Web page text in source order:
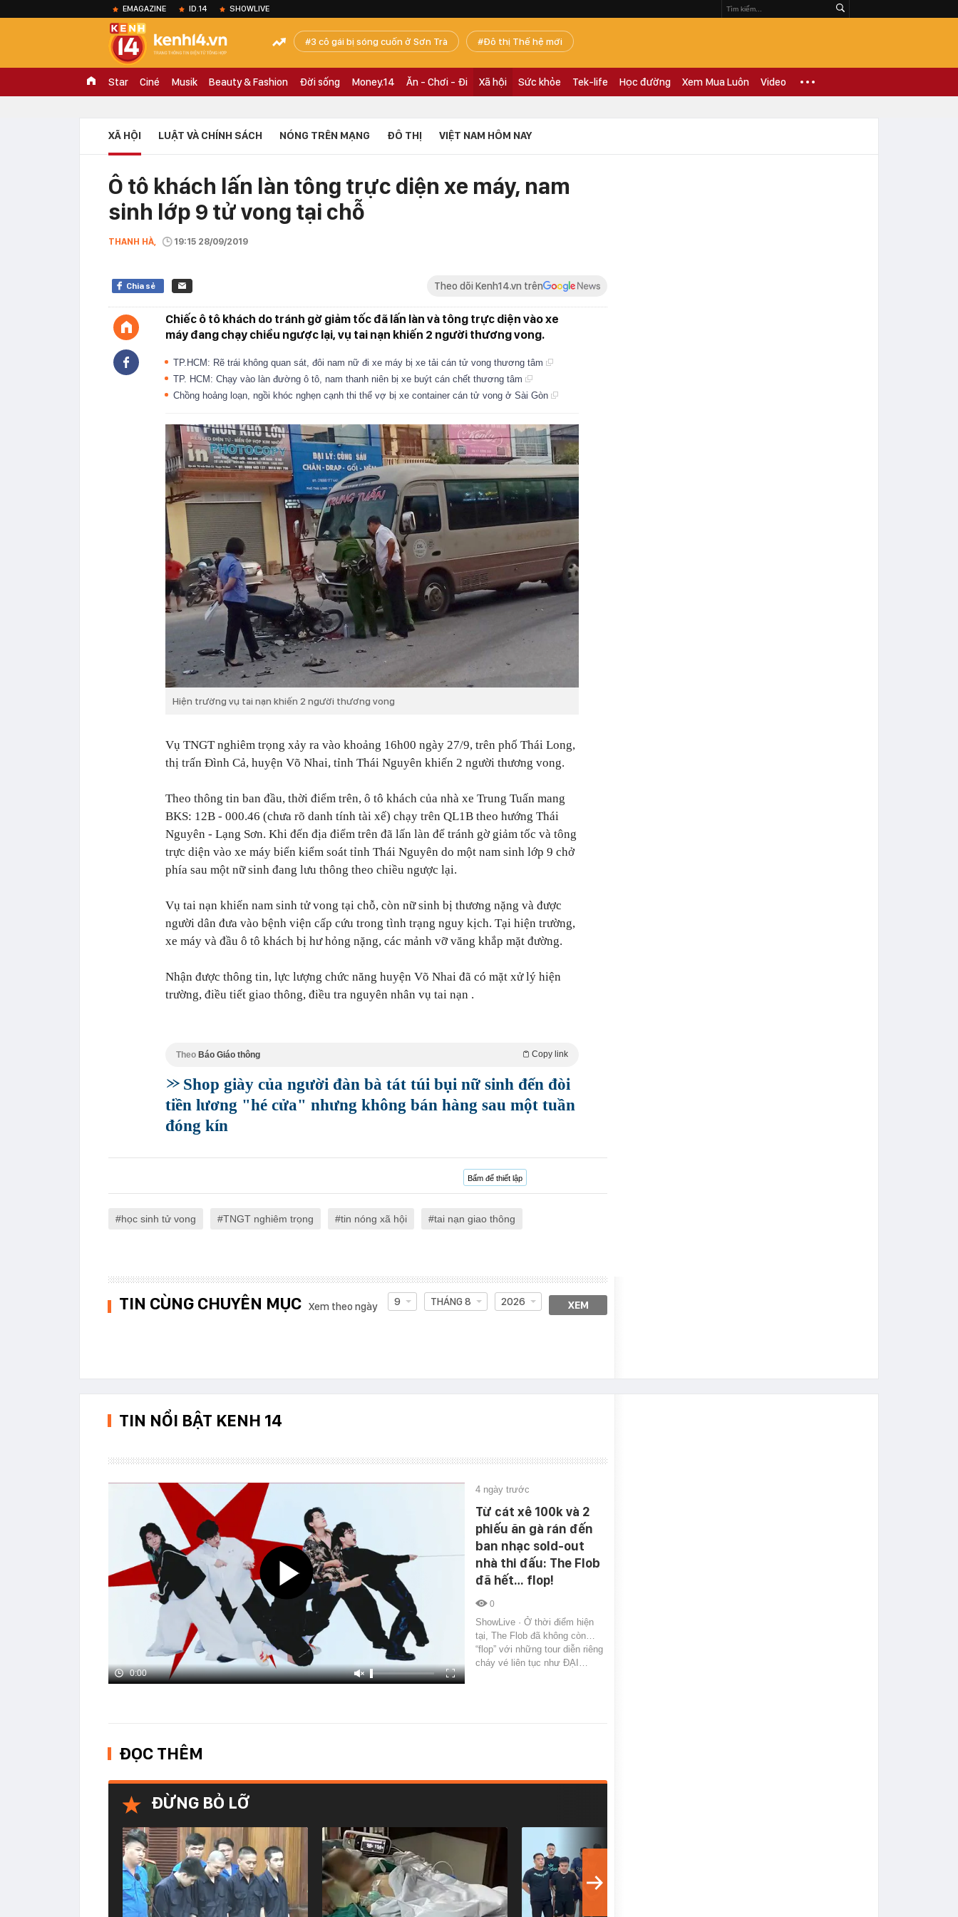
EMAGAZINE ID.14 SHOWLIVE
3 cô gái bị sóng cuốn ở Sơn Trà Đô thị Thế hệ mới
Star Ciné Musik Beauty & Fashion Đời sống Money.14 Ăn - Chơi - Đi Xã hội Sức khỏe Tek-life Học đường Xem Mua Luôn Video
XÃ HỘI LUẬT VÀ CHÍNH SÁCH NÓNG TRÊN MẠNG ĐÔ THỊ VIỆT NAM HÔM NAY
Ô tô khách lấn làn tông trực diện xe máy, nam
sinh lớp 9 tử vong tại chỗ
THANH HÀ, 19:15 28/09/2019
Chia sẻ Theo dõi Kenh14.vn trên
Chiếc ô tô khách do tránh gờ giảm tốc đã lấn làn và tông trực diện vào xe
máy đang chạy chiều ngược lại, vụ tai nạn khiến 2 người thương vong.
TP.HCM: Rẽ trái không quan sát, đôi nam nữ đi xe máy bị xe tải cán tử vong thương tâm
TP. HCM: Chạy vào làn đường ô tô, nam thanh niên bị xe buýt cán chết thương tâm
Chồng hoảng loạn, ngồi khóc nghẹn cạnh thi thể vợ bị xe container cán tử vong ở Sài Gòn
Hiện trường vụ tai nạn khiến 2 người thương vong
Vụ TNGT nghiêm trọng xảy ra vào khoảng 16h00 ngày 27/9, trên phố Thái Long,
thị trấn Đình Cả, huyện Võ Nhai, tỉnh Thái Nguyên khiến 2 người thương vong.
Theo thông tin ban đầu, thời điểm trên, ô tô khách của nhà xe Trung Tuấn mang
BKS: 12B - 000.46 (chưa rõ danh tính tài xế) chạy trên QL1B theo hướng Thái
Nguyên - Lạng Sơn. Khi đến địa điểm trên đã lấn làn để tránh gờ giảm tốc và tông
trực diện vào xe máy biển kiểm soát tỉnh Thái Nguyên do một nam sinh lớp 9 chở
phía sau một nữ sinh đang lưu thông theo chiều ngược lại.
Vụ tai nạn khiến nam sinh tử vong tại chỗ, còn nữ sinh bị thương nặng và được
người dân đưa vào bệnh viện cấp cứu trong tình trạng nguy kịch. Tại hiện trường,
xe máy và đầu ô tô khách bị hư hỏng nặng, các mảnh vỡ văng khắp mặt đường.
Nhận được thông tin, lực lượng chức năng huyện Võ Nhai đã có mặt xử lý hiện
trường, điều tiết giao thông, điều tra nguyên nhân vụ tai nạn .
Theo Báo Giáo thông Copy link
Shop giày của người đàn bà tát túi bụi nữ sinh đến đòi
tiền lương "hé cửa" nhưng không bán hàng sau một tuần
đóng kín
Bấm để thiết lập
học sinh tử vong TNGT nghiêm trọng tin nóng xã hội tai nạn giao thông
TIN CÙNG CHUYÊN MỤC Xem theo ngày 9 THÁNG 8 2026 XEM
TIN NỔI BẬT KENH 14
0:00
4 ngày trước
Từ cát xê 100k và 2
phiếu ăn gà rán đến
ban nhạc sold-out
nhà thi đấu: The Flob
đã hết… flop!
0
ShowLive · Ở thời điểm hiện
tại, The Flob đã không còn…
“flop” với những tour diễn riêng
cháy vé liên tục như ĐẠI…
ĐỌC THÊM
ĐỪNG BỎ LỠ